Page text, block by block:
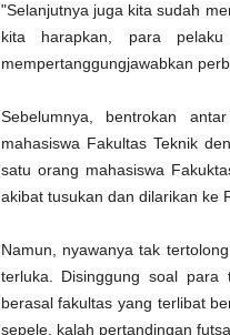
"Selanjutnya juga kita sudah
kita harapkan, para
mempertanggungjawabkan
Sebelumnya, bentrokan
mahasiswa Fakultas Teknik
satu orang mahasiswa
akibat tusukan dan dilarikan ke
Namun, nyawanya tak
terluka. Disinggung soal para
berasal fakultas yang terlibat
sepele, kalah pertandingan